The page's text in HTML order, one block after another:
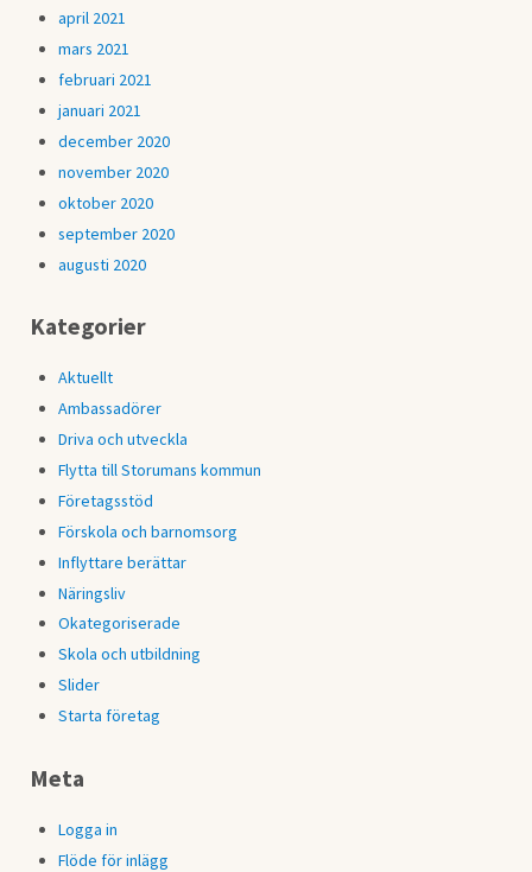
april 2021
mars 2021
februari 2021
januari 2021
december 2020
november 2020
oktober 2020
september 2020
augusti 2020
Kategorier
Aktuellt
Ambassadörer
Driva och utveckla
Flytta till Storumans kommun
Företagsstöd
Förskola och barnomsorg
Inflyttare berättar
Näringsliv
Okategoriserade
Skola och utbildning
Slider
Starta företag
Meta
Logga in
Flöde för inlägg